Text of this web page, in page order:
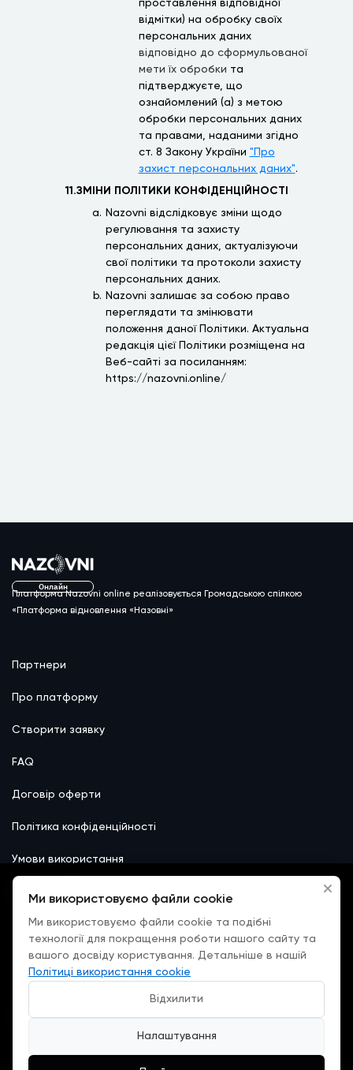
проставлення відповідної
відмітки) на обробку своїх
персональних даних
відповідно до сформульованої
мети їх обробки та
підтверджуєте, що
ознайомлений (а) з метою
обробки персональних даних
та правами, наданими згідно
ст. 8 Закону України "Про
захист персональних даних".
11.ЗМІНИ ПОЛІТИКИ КОНФІДЕНЦІЙНОСТІ
Nazovni відслідковує зміни щодо
регулювання та захисту
персональних даних, актуалізуючи
свої політики та протоколи захисту
персональних даних.
Nazovni залишає за собою право
переглядати та змінювати
положення даної Політики. Актуальна
редакція цієї Політики розміщена на
Веб-сайті за посиланням:
https://nazovni.online/
Онлайн
Платформа Nazovni online реалізовується Громадською спілкою
«Платформа відновлення «Назовні»
Партнери
Про платформу
Створити заявку
FAQ
Договір оферти
Політика конфіденційності
Умови використання
Файли cookie
Email:office@nazovni.online
Ми використовуємо файли cookie
Ми використовуємо файли cookie та подібні
технології для покращення роботи нашого сайту та
вашого досвіду користування. Детальніше в нашій
Політиці використання cookie
Відхилити
Налаштування